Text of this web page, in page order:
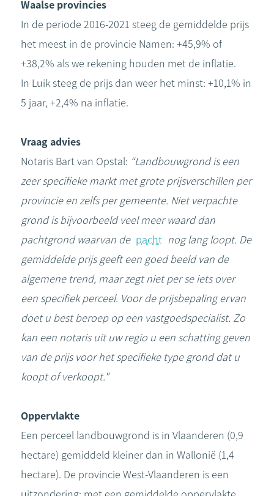
Waalse provincies
In de periode 2016-2021 steeg de gemiddelde prijs
het meest in de provincie Namen: +45,9% of
+38,2% als we rekening houden met de inflatie.
In Luik steeg de prijs dan weer het minst: +10,1% in
5 jaar, +2,4% na inflatie.
Vraag advies
Notaris Bart van Opstal: “Landbouwgrond is een
zeer specifieke markt met grote prijsverschillen per
provincie en zelfs per gemeente. Niet verpachte
grond is bijvoorbeeld veel meer waard dan
pachtgrond waarvan de pacht nog lang loopt. De
gemiddelde prijs geeft een goed beeld van de
algemene trend, maar zegt niet per se iets over
een specifiek perceel. Voor de prijsbepaling ervan
doet u best beroep op een vastgoedspecialist. Zo
kan een notaris uit uw regio u een schatting geven
van de prijs voor het specifieke type grond dat u
koopt of verkoopt."
Oppervlakte
Een perceel landbouwgrond is in Vlaanderen (0,9
hectare) gemiddeld kleiner dan in Wallonië (1,4
hectare). De provincie West-Vlaanderen is een